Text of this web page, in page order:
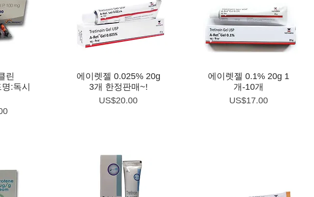
린
:독시
제품보기
에이렛젤 0.025% 20g
3개 한정판매~!
가격
US$20.00
제품보기
에이렛젤 0.1% 20g 1
개-10개
가격
US$17.00